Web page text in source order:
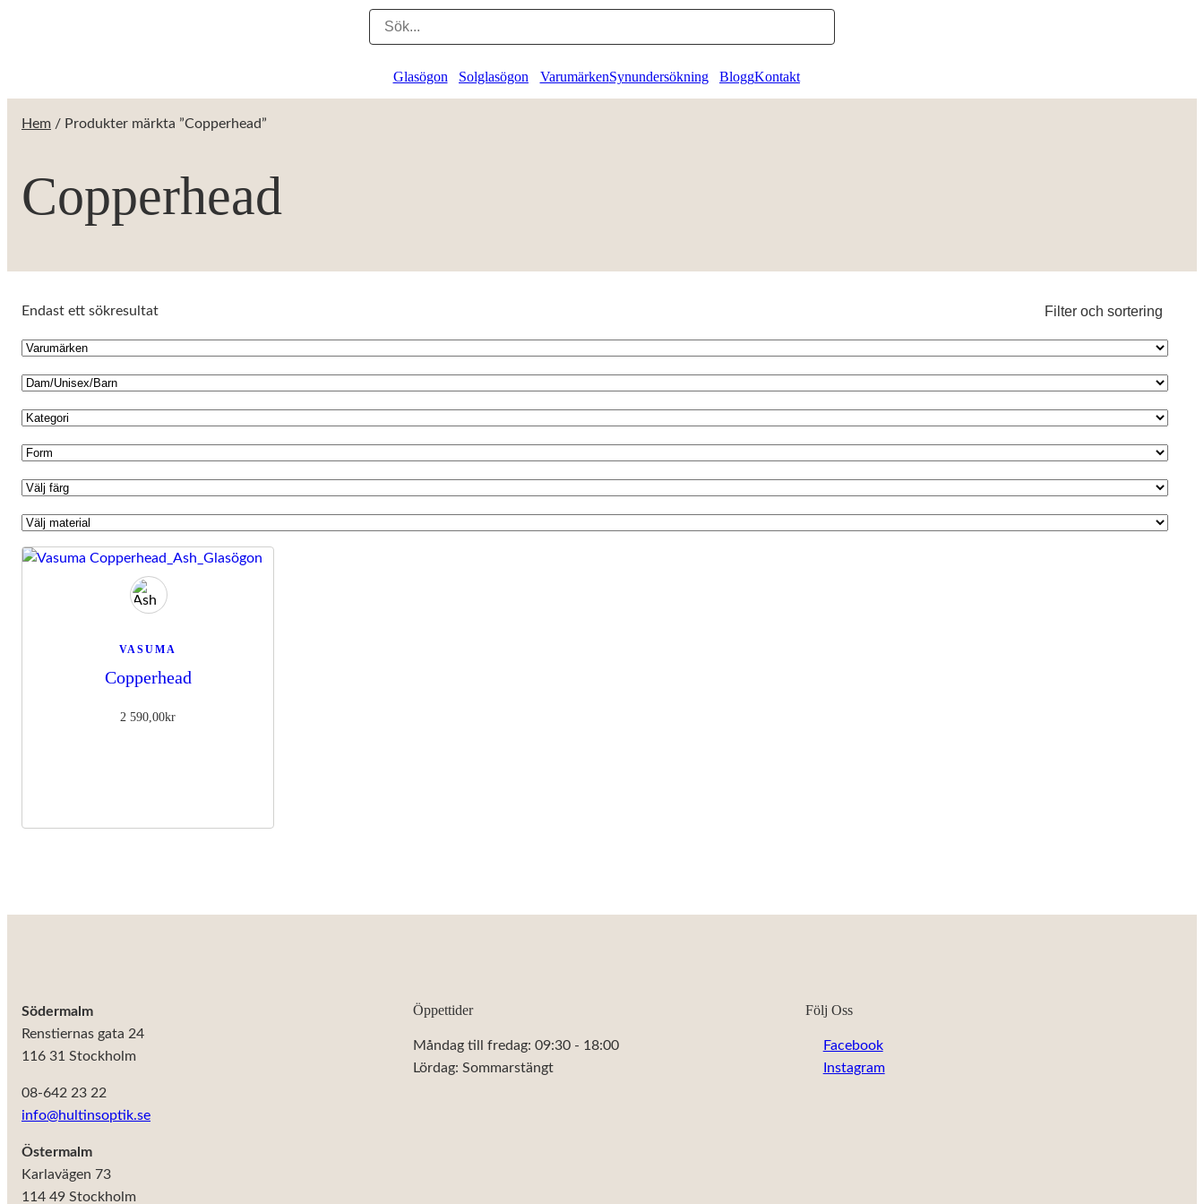
Glasögon Solglasögon VarumärkenSynundersökning BloggKontakt
Hem / Produkter märkta ”Copperhead”
Copperhead
Filter och sortering
Endast ett sökresultat
VASUMA
Copperhead
2 590,00kr
Södermalm
Renstiernas gata 24
116 31 Stockholm
08-642 23 22
info@hultinsoptik.se
Östermalm
Karlavägen 73
114 49 Stockholm
Öppettider
Måndag till fredag: 09:30 - 18:00
Lördag: Sommarstängt
Följ Oss
Facebook
Instagram
hemsidans
funktionalitet
och
baserat på
hur
hemsidan
Upplevelse